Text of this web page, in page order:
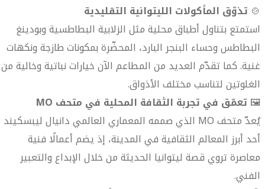
🍲 تذوّق المأكولات الليتوانية التقليدية
استمتع بتناول أطباق محلية مثل الزلابية البطاطسية وبودينغ
البطاطس وحساء البنجر البارد، المحضّرة بمكونات طازجة ونكهات
غنية. كما تقدّم العديد من المطاعم الآن خيارات نباتية وخالية من
الغلوتين لتناسب مختلف الأذواق.
🖼️ تعمّق في تجربة الثقافة المحلية في متحف MO
يُعدّ متحف MO الذي صممه المعماري العالمي دانيال ليبسكيند
أحد أبرز المعالم الثقافية في المدينة، إذ يضم أعمالًا فنية
معاصرة تروي قصة ليتوانيا الحديثة من خلال الإبداع والتعبير
الفني.